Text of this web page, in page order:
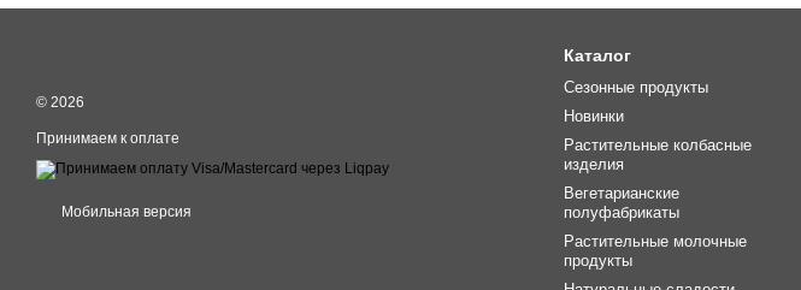
© 2026
Принимаем к оплате
Мобильная версия
Каталог
Сезонные продукты
Новинки
Растительные колбасные
изделия
Вегетарианские
полуфабрикаты
Растительные молочные
продукты